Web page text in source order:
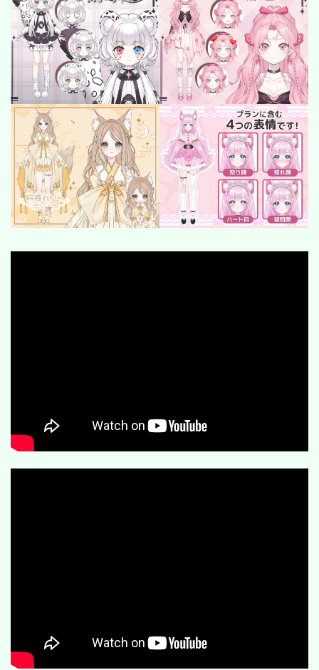
city
SF/Fantasy
cyber-